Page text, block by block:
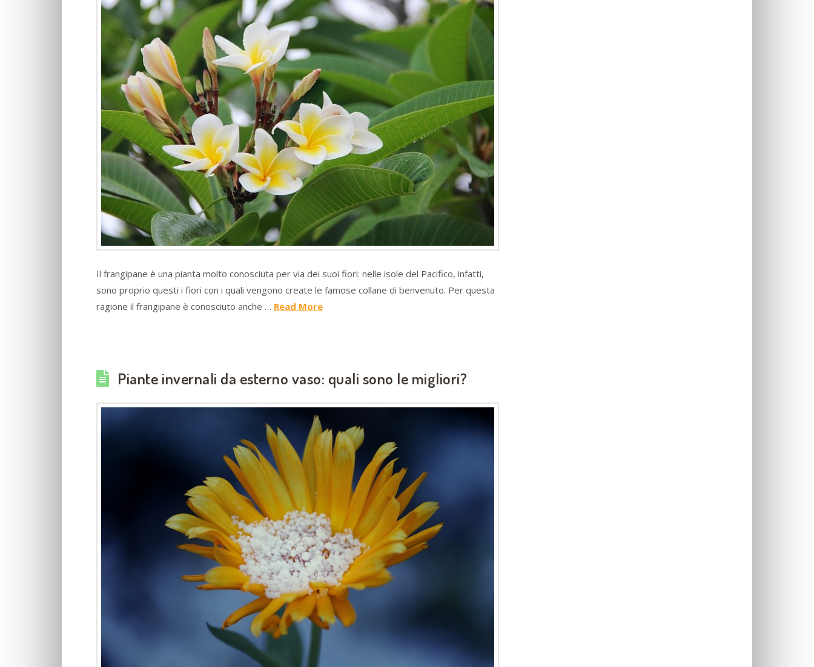
Il frangipane è una pianta molto conosciuta per via dei suoi fiori: nelle isole del Pacifico, infatti,
sono proprio questi i fiori con i quali vengono create le famose collane di benvenuto. Per questa
ragione il frangipane è conosciuto anche … Read More
Piante invernali da esterno vaso: quali sono le migliori?